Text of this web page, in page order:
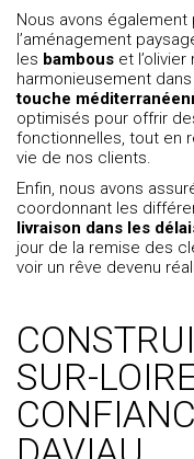
Nous avons
l’aménagement
les bambous et
harmonieusement
touche
optimisés pour offrir
fonctionnelles, tout en
vie de nos clients.
Enfin, nous avons
coordonnant les
livraison dans les
jour de la remise des
voir un rêve devenu
SUR-